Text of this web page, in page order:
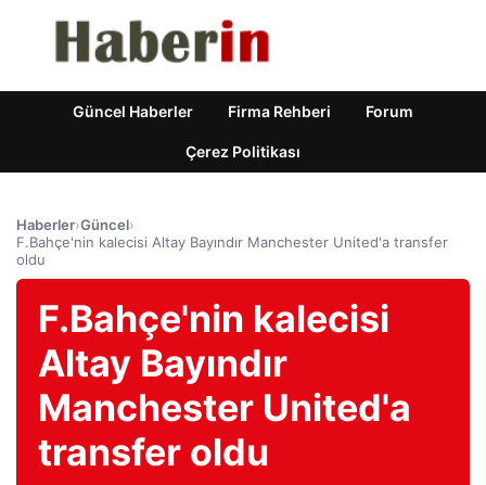
Güncel Haberler Firma Rehberi Forum
Çerez Politikası
Haberler›Güncel›
F.Bahçe'nin kalecisi Altay Bayındır Manchester United'a transfer
oldu
F.Bahçe'nin kalecisi
Altay Bayındır
Manchester United'a
transfer oldu